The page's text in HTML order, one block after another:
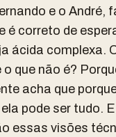
e o André,
é correto de
ácida complexa.
que não é?
acha que
pode ser tudo.
essas visões